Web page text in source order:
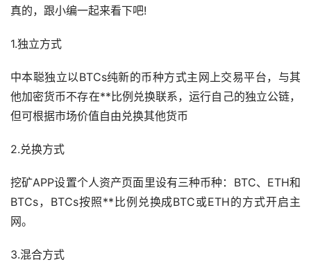
真的，跟小编一起来看下吧!
1.独立方式
中本聪独立以BTCs纯新的币种方式主网上交易平台，与其
他加密货币不存在**比例兑换联系，运行自己的独立公链，
但可根据市场价值自由兑换其他货币
2.兑换方式
挖矿APP设置个人资产页面里设有三种币种：BTC、ETH和
BTCs，BTCs按照**比例兑换成BTC或ETH的方式开启主
网。
3.混合方式